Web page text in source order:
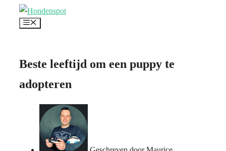
Menu
Beste leeftijd om een puppy te
adopteren